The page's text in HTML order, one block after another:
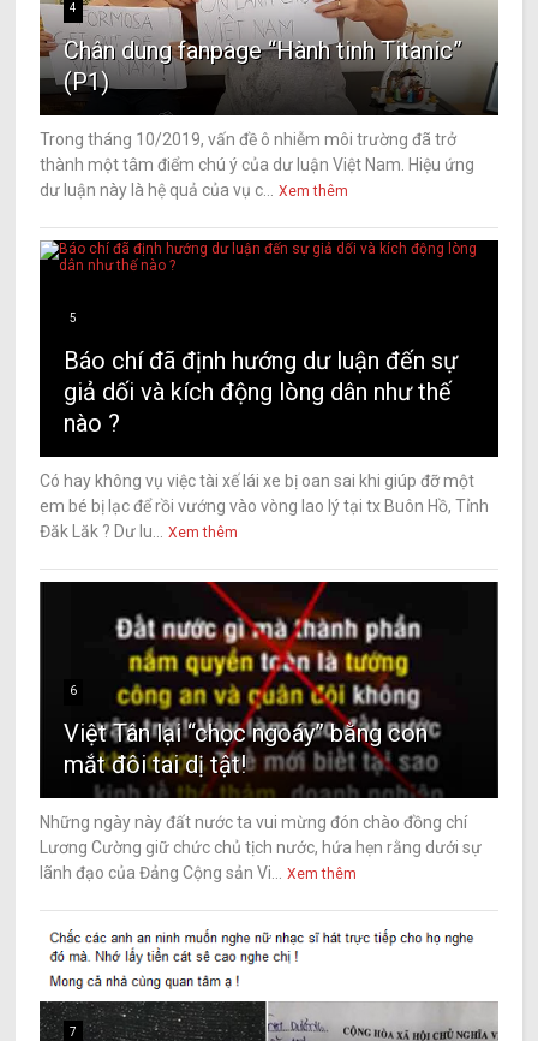
4
Chân dung fanpage “Hành tinh Titanic”
(P1)
Trong tháng 10/2019, vấn đề ô nhiễm môi trường đã trở
thành một tâm điểm chú ý của dư luận Việt Nam. Hiệu ứng
dư luận này là hệ quả của vụ c...
Xem thêm
5
Báo chí đã định hướng dư luận đến sự
giả dối và kích động lòng dân như thế
nào ?
Có hay không vụ việc tài xế lái xe bị oan sai khi giúp đỡ một
em bé bị lạc để rồi vướng vào vòng lao lý tại tx Buôn Hồ, Tỉnh
Đăk Lăk ? Dư lu...
Xem thêm
6
Việt Tân lại “chọc ngoáy” bằng con
mắt đôi tai dị tật!
Những ngày này đất nước ta vui mừng đón chào đồng chí
Lương Cường giữ chức chủ tịch nước, hứa hẹn rằng dưới sự
lãnh đạo của Đảng Cộng sản Vi...
Xem thêm
7